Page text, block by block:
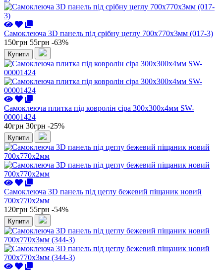
Самоклеюча 3D панель під срібну цеглу 700x770x3мм (017-3)
150грн 55грн -63%
Купити
Самоклеюча плитка під ковролін сіра 300х300х4мм SW-
00001424
40грн 30грн -25%
Купити
Самоклеюча 3D панель під цеглу бежевий піщаник новий
700x770x2мм
120грн 55грн -54%
Купити